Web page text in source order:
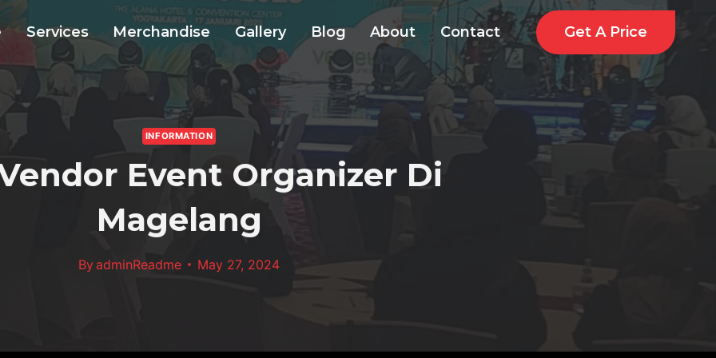
Services Merchandise Gallery Blog About Contact Get A Price
INFORMATION
Event Organizer Di
Magelang
ByadminReadme May 27, 2024